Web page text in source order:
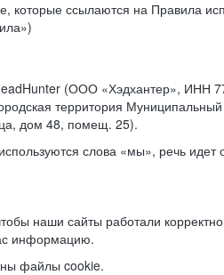
которые ссылаются на Правила
(ООО «Хэдхантер», ИНН
территория Муниципальный
дом 48, помещ. 25).
слова «мы», речь
наши сайты работали
информацию.
файлы cookie.